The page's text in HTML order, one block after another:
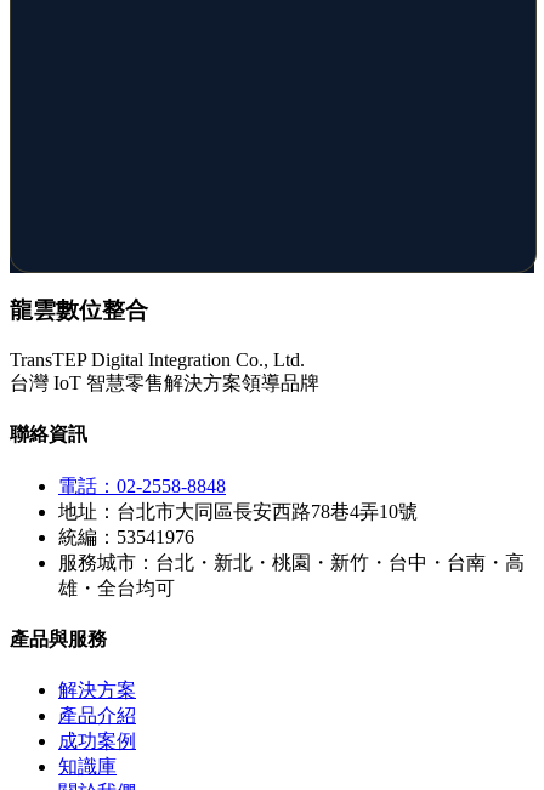
龍雲數位整合
TransTEP Digital Integration Co., Ltd.
台灣 IoT 智慧零售解決方案領導品牌
聯絡資訊
電話：02-2558-8848
地址：台北市大同區長安西路78巷4弄10號
統編：53541976
服務城市：台北・新北・桃園・新竹・台中・台南・高
雄・全台均可
產品與服務
解決方案
產品介紹
成功案例
知識庫